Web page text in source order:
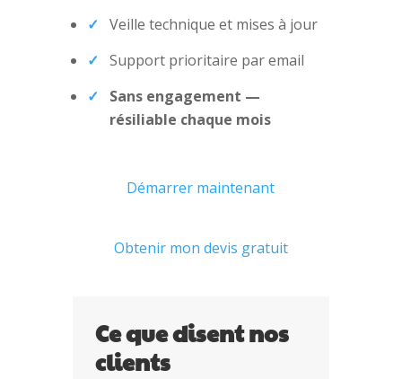
Veille technique et mises à jour
Support prioritaire par email
Sans engagement —
résiliable chaque mois
Démarrer maintenant
Obtenir mon devis gratuit
Ce que disent nos
clients